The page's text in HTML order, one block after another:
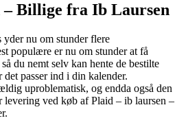
– Billige fra Ib Laursen
yder nu om stunder flere
populære er nu om stunder at få
du nemt selv kan hente de bestilte
passer ind i din kalender.
uproblematisk, og endda også den
ved køb af Plaid – ib laursen –